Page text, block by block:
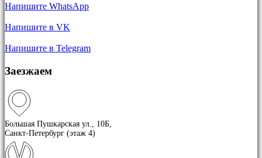
Напишите WhatsApp
Напишите в VK
Напишите в Telegram
Заезжаем
Большая Пушкарская ул., 10Б,
Санкт-Петербург (этаж 4)